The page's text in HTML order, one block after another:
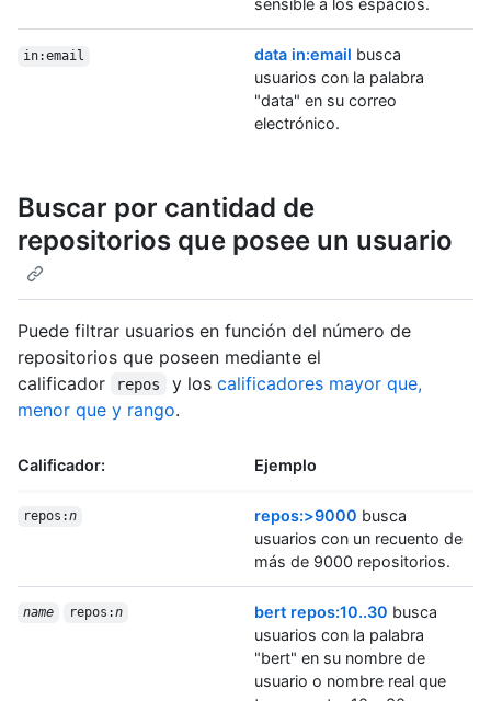
sensible a los espacios.
in:email data in:email busca
usuarios con la palabra
"data" en su correo
electrónico.
Buscar por cantidad de
repositorios que posee un usuario
Puede filtrar usuarios en función del número de
repositorios que poseen mediante el
calificador
repos y los calificadores mayor que,
menor que y rango.
Calificador: Ejemplo
repos:n repos:>9000 busca
usuarios con un recuento de
más de 9000 repositorios.
name repos:n bert repos:10..30 busca
usuarios con la palabra
"bert" en su nombre de
usuario o nombre real que